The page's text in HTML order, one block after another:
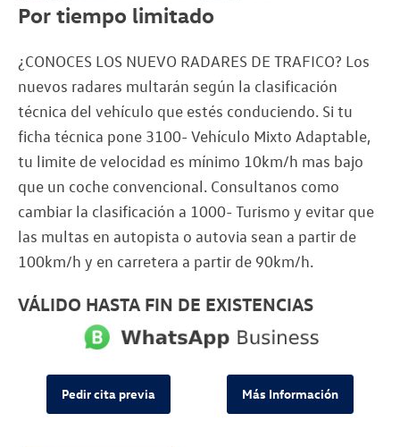
Por tiempo limitado
¿CONOCES LOS NUEVO RADARES DE TRAFICO? Los
nuevos radares multarán según la clasificación
técnica del vehículo que estés conduciendo. Si tu
ficha técnica pone 3100- Vehículo Mixto Adaptable,
tu limite de velocidad es mínimo 10km/h mas bajo
que un coche convencional. Consultanos como
cambiar la clasificación a 1000- Turismo y evitar que
las multas en autopista o autovia sean a partir de
100km/h y en carretera a partir de 90km/h.
VÁLIDO HASTA FIN DE EXISTENCIAS
Pedir cita previa Más Información